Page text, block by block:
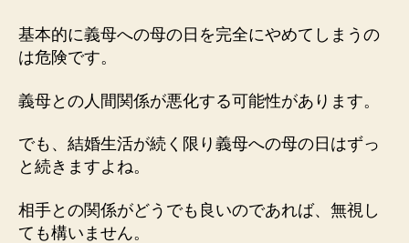
基本的に義母への母の日を完全にやめてしまうの
は危険です。
義母との人間関係が悪化する可能性があります。
でも、結婚生活が続く限り義母への母の日はずっ
と続きますよね。
相手との関係がどうでも良いのであれば、無視し
ても構いません。